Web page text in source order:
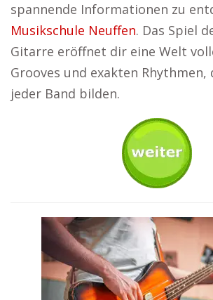
spannende Informationen zu
Musikschule Neuffen. Das Spiel
Gitarre eröffnet dir eine Welt
Grooves und exakten Rhythmen,
jeder Band bilden.